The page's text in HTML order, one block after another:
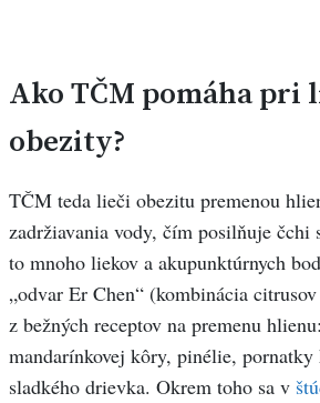
Ako TČM pomáha pri
obezity?
TČM teda lieči obezitu premenou
zadržiavania vody, čím posilňuje čchi
to mnoho liekov a akupunktúrnych
„odvar Er Chen“ (kombinácia
z bežných receptov na premenu
mandarínkovej kôry, pinélie, pornatky
sladkého drievka. Okrem toho sa v